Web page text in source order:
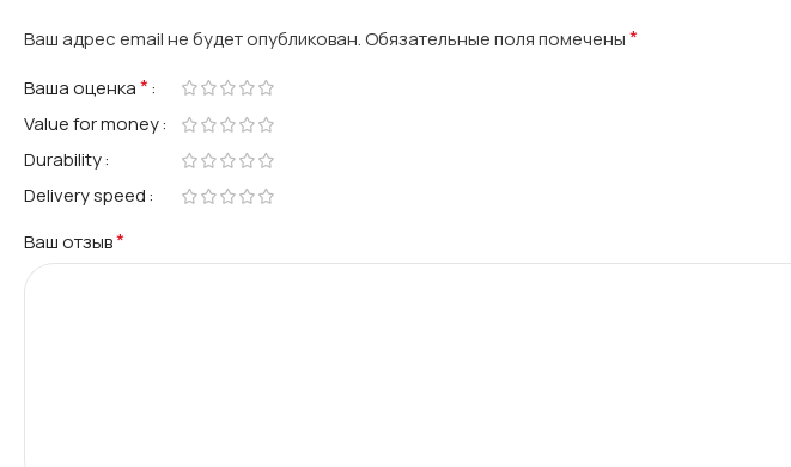
Ваш адрес email не будет опубликован.Обязательные поля помечены*
Ваша оценка*
Value for money
Durability
Delivery speed
Ваш отзыв*